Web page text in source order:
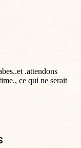
.attendons
ce qui ne serait